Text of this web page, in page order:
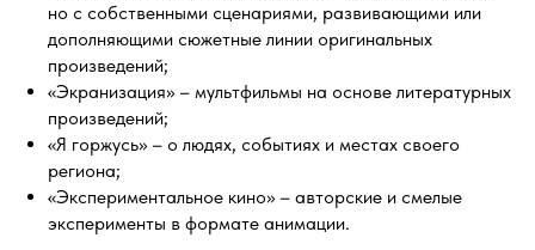
но с собственными сценариями, развивающими или
дополняющими сюжетные линии оригинальных
произведений;
«Экранизация» – мультфильмы на основе литературных
произведений;
«Я горжусь» – о людях, событиях и местах своего
региона;
«Экспериментальное кино» – авторские и смелые
эксперименты в формате анимации.